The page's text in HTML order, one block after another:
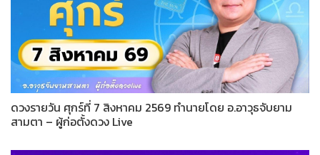
ดวงรายวัน ศุกร์ที่ 7 สิงหาคม 2569 ทำนายโดย อ.อาวุธจับยาม
สามตา – ผู้ก่อตั้งดวง Live